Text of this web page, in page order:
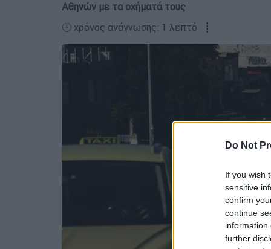
Do Not
If you wish
sensitive
confirm
continue
information
further
Αθηνών με τα οχήματά τους
🕛 χρόνος ανάγνωσης: 1 λεπτό ┋